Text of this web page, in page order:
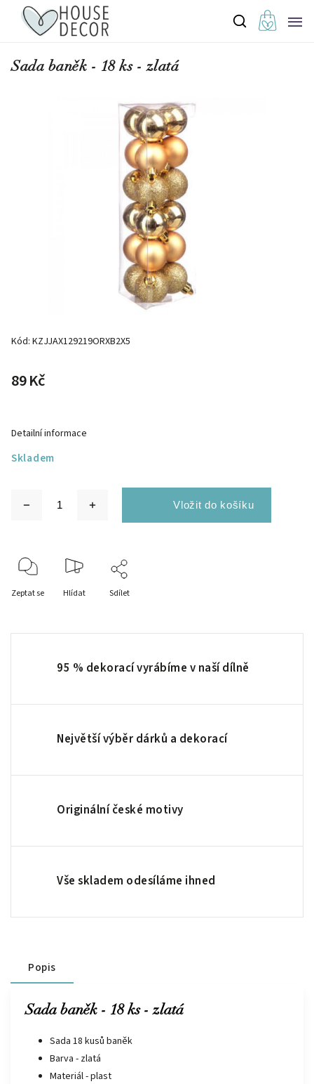
Sada baněk - 18 ks - zlatá
Kód: KZJJAX129219ORXB2X5
89 Kč
Skladem
Detailní informace
Zeptat se Hlídat Sdílet
95 % dekorací vyrábíme v naší dílně
Největší výběr dárků a dekorací
Originální české motivy
Vše skladem odesíláme ihned
Popis
Sada baněk - 18 ks - zlatá
Sada 18 kusů baněk
Barva - zlatá
Materiál - plast